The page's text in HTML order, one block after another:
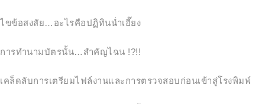
ไขข้อสงสัย…อะไรคือปฏิทินน่ำเอี๊ยง
การทำนามบัตรนั้น…สำคัญไฉน !?!!
เคล็ดลับการเตรียมไฟล์งานและการตรวจสอบก่อนเข้าสู่โรงพิมพ์